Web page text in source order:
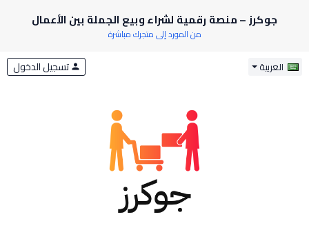
جوكرز – منصة رقمية لشراء وبيع الجملة بين الأعمال
من المورد إلى متجرك مباشرة
العربية person تسجيل الدخول